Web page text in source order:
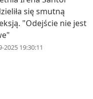
się smutną
"Odejście nie jest
2025 19:30:11